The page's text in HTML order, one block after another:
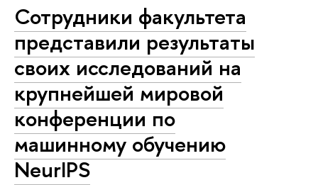
Сотрудники факультета
представили результаты
своих исследований на
крупнейшей мировой
конференции по
машинному обучению
NeurIPS